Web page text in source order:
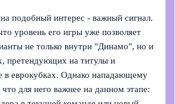
подобный интерес - важный сигнал.
уровень его игры уже позволяет
не только внутри "Динамо", но и
претендующих на титулы и
в еврокубках. Однако нападающему
для него важнее на данном этапе: